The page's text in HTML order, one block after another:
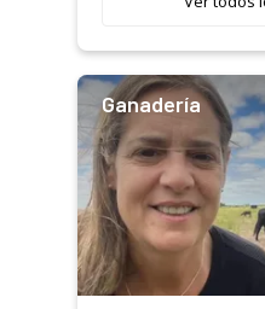
Ganadería